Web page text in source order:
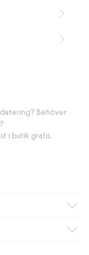
Behöver
i butik gratis.
frakt till butik